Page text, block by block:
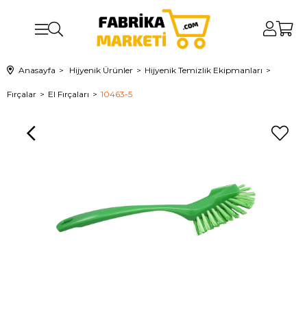
Anasayfa Hijyenik Ürünler Hijyenik Temizlik Ekipmanları
Fırçalar El Fırçaları 10463-5